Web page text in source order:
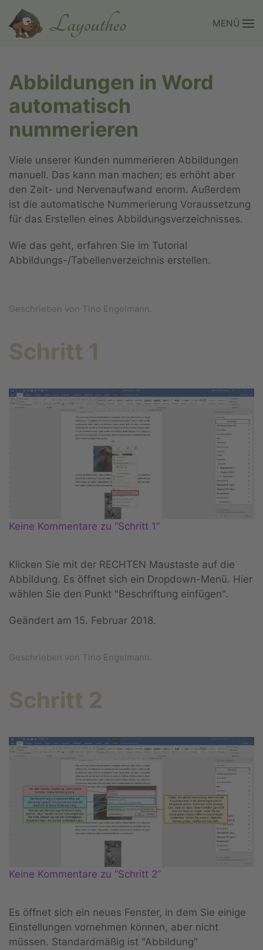
Zum Hauptinhalt springen
MENÜ
Abbildungen in Word
automatisch
nummerieren
Viele unserer Kunden nummerieren Abbildungen
manuell. Das kann man machen; es erhöht aber
den Zeit- und Nervenaufwand enorm. Außerdem
ist die automatische Nummerierung Voraussetzung
für das Erstellen eines Abbildungsverzeichnisses.
Wie das geht, erfahren Sie im Tutorial
Abbildungs-/Tabellenverzeichnis erstellen.
Geschrieben von Tino Engelmann.
Schritt 1
Keine Kommentare zu “Schritt 1”
Klicken Sie mit der RECHTEN Maustaste auf die
Abbildung. Es öffnet sich ein Dropdown-Menü. Hier
wählen Sie den Punkt "Beschriftung einfügen".
Geändert am 15. Februar 2018.
Geschrieben von Tino Engelmann.
Schritt 2
Keine Kommentare zu “Schritt 2”
Es öffnet sich ein neues Fenster, in dem Sie einige
Einstellungen vornehmen können, aber nicht
müssen. Standardmäßig ist "Abbildung"